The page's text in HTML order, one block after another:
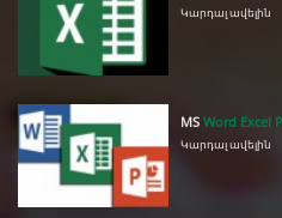
Կարդալ ավելին
MS Word
Կարդալ ավելին